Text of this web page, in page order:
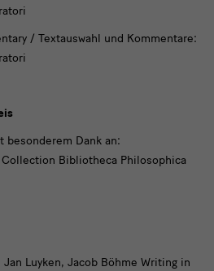
/ Textauswahl und Kommentare:
Dank an:
Bibliotheca Philosophica
Luyken, Jacob Böhme Writing in